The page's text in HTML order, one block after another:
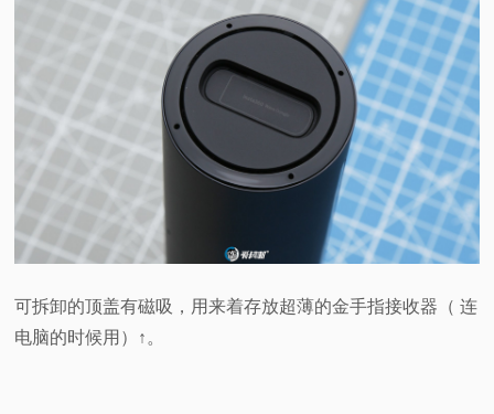
可拆卸的顶盖有磁吸，用来着存放超薄的金手指接收器（ 连
电脑的时候用）↑。